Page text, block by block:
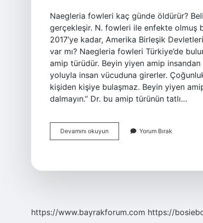
Naegleria fowleri kaç günde öldürür?
gerçekleşir. N. fowleri ile enfekte olmuş
2017’ye kadar, Amerika Birleşik
var mı? Naegleria fowleri Türkiye’de
amip türüdür. Beyin yiyen amip insandan
yoluyla insan vücuduna girerler.
kişiden kişiye bulaşmaz. Beyin yiyen
dalmayın.” Dr. bu amip türünün tatlı…
Devamını okuyun Naegleria
Fowleri
Yorum Bırak
https://www.bayrakforum.com https://